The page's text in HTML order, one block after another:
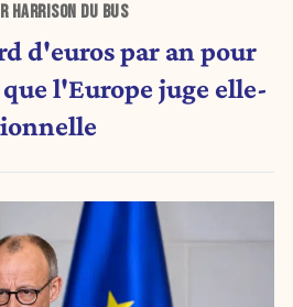
HARRISON DU BUS
d'euros par an pour
l'Europe juge elle-